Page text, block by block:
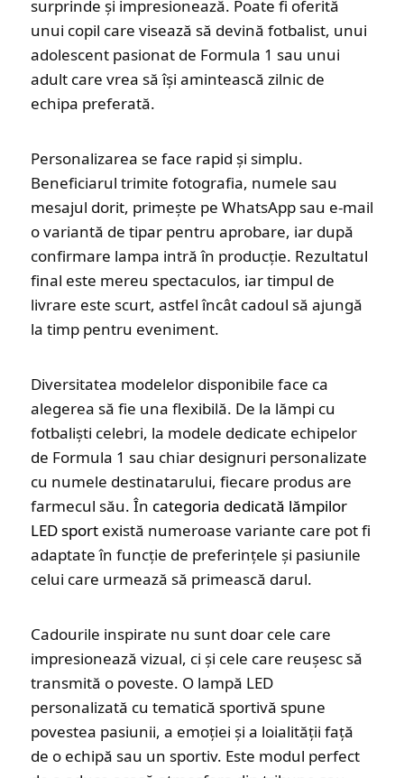
surprinde și impresionează. Poate fi oferită
unui copil care visează să devină fotbalist, unui
adolescent pasionat de Formula 1 sau unui
adult care vrea să își amintească zilnic de
echipa preferată.
Personalizarea se face rapid și simplu.
Beneficiarul trimite fotografia, numele sau
mesajul dorit, primește pe WhatsApp sau e-mail
o variantă de tipar pentru aprobare, iar după
confirmare lampa intră în producție. Rezultatul
final este mereu spectaculos, iar timpul de
livrare este scurt, astfel încât cadoul să ajungă
la timp pentru eveniment.
Diversitatea modelelor disponibile face ca
alegerea să fie una flexibilă. De la lămpi cu
fotbaliști celebri, la modele dedicate echipelor
de Formula 1 sau chiar designuri personalizate
cu numele destinatarului, fiecare produs are
farmecul său. În categoria dedicată lămpilor
LED sportexistă numeroase variante care pot fi
adaptate în funcție de preferințele și pasiunile
celui care urmează să primească darul.
Cadourile inspirate nu sunt doar cele care
impresionează vizual, ci și cele care reușesc să
transmită o poveste. O lampă LED
personalizată cu tematică sportivă spune
povestea pasiunii, a emoției și a loialității față
de o echipă sau un sportiv. Este modul perfect